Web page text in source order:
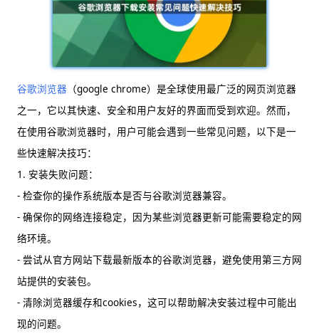
谷歌浏览器 （google chrome）是全球使用最广泛的网页浏览器
之一，它以其快速、安全和用户友好的界面而受到欢迎。然而，
在使用谷歌浏览器时，用户可能会遇到一些常见问题，以下是一
些快速解决技巧：
1. 安装失败问题：
- 检查你的操作系统版本是否与谷歌浏览器兼容。
- 确保你的网络连接稳定，因为某些浏览器更新可能需要稳定的网
络环境。
- 尝试从官方网站下载最新版本的谷歌浏览器，避免使用第三方网
站提供的安装包。
- 清除浏览器缓存和cookies，这可以帮助解决安装过程中可能出
现的问题。